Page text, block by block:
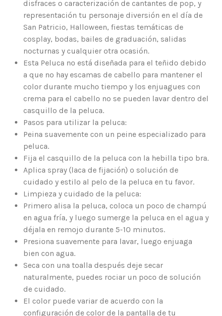
disfraces o caracterización de cantantes de pop, y
representación tu personaje diversión en el día de
San Patricio, Halloween, fiestas temáticas de
cosplay, bodas, bailes de graduación, salidas
nocturnas y cualquier otra ocasión.
Esta Peluca no está diseñada para el teñido debido
a que no hay escamas de cabello para mantener el
color durante mucho tiempo y los enjuagues con
crema para el cabello no se pueden lavar dentro del
casquillo de la peluca.
Pasos para utilizar la peluca:
Peina suavemente con un peine especializado para
peluca.
Fija el casquillo de la peluca con la hebilla tipo bra.
Aplica spray (laca de fijación) o solución de
cuidado y estilo al pelo de la peluca en tu favor.
Limpieza y cuidado de la peluca:
Primero alisa la peluca, coloca un poco de champú
en agua fría, y luego sumerge la peluca en el agua y
déjala en remojo durante 5-10 minutos.
Presiona suavemente para lavar, luego enjuaga
bien con agua.
Seca con una toalla después deje secar
naturalmente, puedes rociar un poco de solución
de cuidado.
El color puede variar de acuerdo con la
configuración de color de la pantalla de tu